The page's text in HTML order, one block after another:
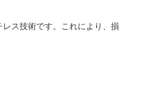
ス技術です。これにより、損